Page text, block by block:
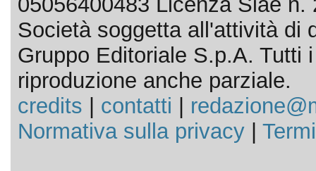
Società soggetta all'attività di
Gruppo Editoriale S.p.A. Tutti
riproduzione anche parziale.
credits
contatti
Normativa sulla privacy|